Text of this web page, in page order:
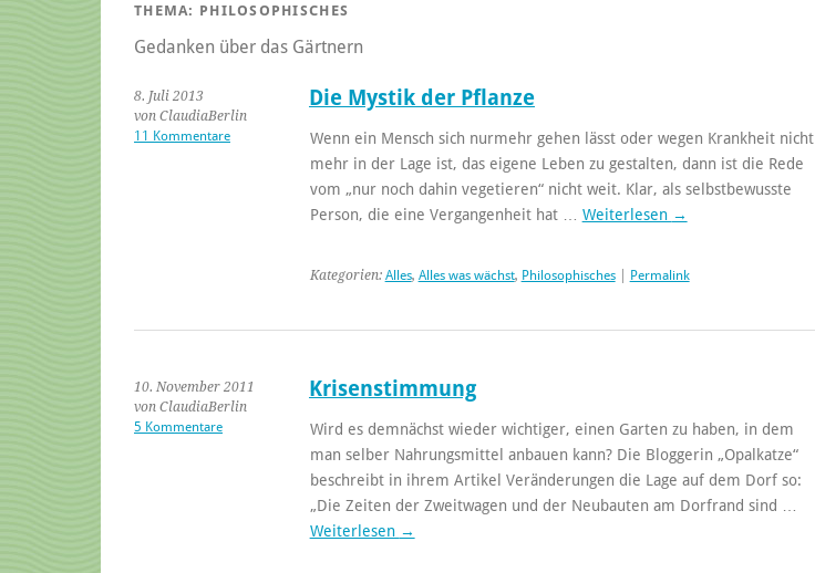
THEMA: PHILOSOPHISCHES
Gedanken über das Gärtnern
8. Juli 2013
von ClaudiaBerlin
11 Kommentare
Die Mystik der Pflanze
Wenn ein Mensch sich nurmehr gehen lässt oder wegen Krankheit nicht
mehr in der Lage ist, das eigene Leben zu gestalten, dann ist die Rede
vom „nur noch dahin vegetieren“ nicht weit. Klar, als selbstbewusste
Person, die eine Vergangenheit hat … Weiterlesen →
Kategorien: Alles, Alles was wächst, Philosophisches| Permalink
10. November 2011
von ClaudiaBerlin
5 Kommentare
Krisenstimmung
Wird es demnächst wieder wichtiger, einen Garten zu haben, in dem
man selber Nahrungsmittel anbauen kann? Die Bloggerin „Opalkatze“
beschreibt in ihrem Artikel Veränderungen die Lage auf dem Dorf so:
„Die Zeiten der Zweitwagen und der Neubauten am Dorfrand sind …
Weiterlesen →